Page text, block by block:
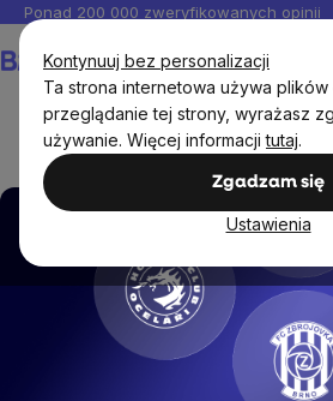
Kontynuuj bez personalizacji
Ta strona internetowa używa
przeglądanie tej strony, wyrażasz
używanie. Więcej informacjitutaj.
Zgadzam się
Ustawienia
Przejść
do
treści
Ponad 200 000 zweryfikowanych opinii
Wspieramy najlepszych